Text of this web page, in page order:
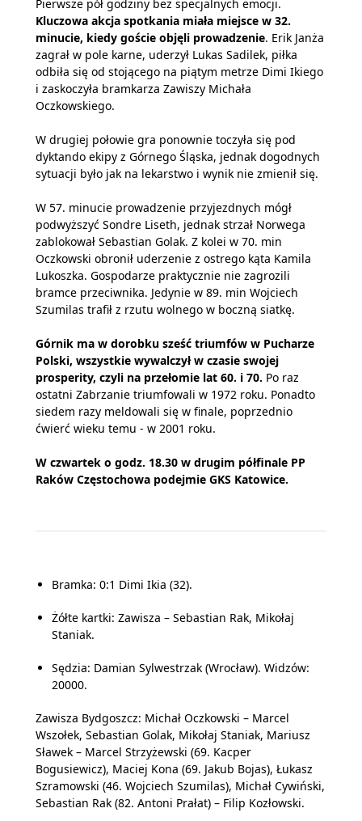
Pierwsze pół godziny bez specjalnych emocji.
Kluczowa akcja spotkania miała miejsce w 32.
minucie, kiedy goście objęli prowadzenie. Erik Janża
zagrał w pole karne, uderzył Lukas Sadilek, piłka
odbiła się od stojącego na piątym metrze Dimi Ikiego
i zaskoczyła bramkarza Zawiszy Michała
Oczkowskiego.
W drugiej połowie gra ponownie toczyła się pod
dyktando ekipy z Górnego Śląska, jednak dogodnych
sytuacji było jak na lekarstwo i wynik nie zmienił się.
W 57. minucie prowadzenie przyjezdnych mógł
podwyższyć Sondre Liseth, jednak strzał Norwega
zablokował Sebastian Golak. Z kolei w 70. min
Oczkowski obronił uderzenie z ostrego kąta Kamila
Lukoszka. Gospodarze praktycznie nie zagrozili
bramce przeciwnika. Jedynie w 89. min Wojciech
Szumilas trafił z rzutu wolnego w boczną siatkę.
Górnik ma w dorobku sześć triumfów w Pucharze
Polski, wszystkie wywalczył w czasie swojej
prosperity, czyli na przełomie lat 60. i 70. Po raz
ostatni Zabrzanie triumfowali w 1972 roku. Ponadto
siedem razy meldowali się w finale, poprzednio
ćwierć wieku temu - w 2001 roku.
W czwartek o godz. 18.30 w drugim półfinale PP
Raków Częstochowa podejmie GKS Katowice.
Bramka: 0:1 Dimi Ikia (32).
Żółte kartki: Zawisza – Sebastian Rak, Mikołaj
Staniak.
Sędzia: Damian Sylwestrzak (Wrocław). Widzów:
20000.
Zawisza Bydgoszcz: Michał Oczkowski – Marcel
Wszołek, Sebastian Golak, Mikołaj Staniak, Mariusz
Sławek – Marcel Strzyżewski (69. Kacper
Bogusiewicz), Maciej Kona (69. Jakub Bojas), Łukasz
Szramowski (46. Wojciech Szumilas), Michał Cywiński,
Sebastian Rak (82. Antoni Prałat) – Filip Kozłowski.